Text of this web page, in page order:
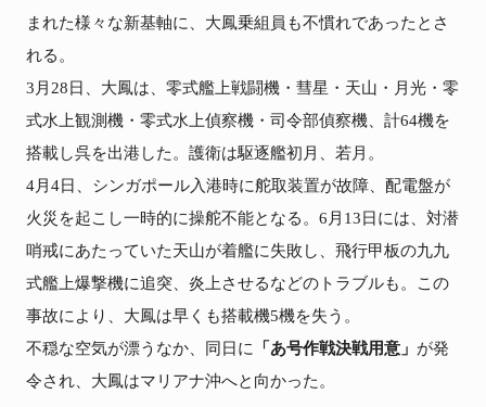
まれた様々な新基軸に、大鳳乗組員も不慣れであったとさ
れる。
3月28日、大鳳は、零式艦上戦闘機・彗星・天山・月光・零
式水上観測機・零式水上偵察機・司令部偵察機、計64機を
搭載し呉を出港した。護衛は駆逐艦初月、若月。
4月4日、シンガポール入港時に舵取装置が故障、配電盤が
火災を起こし一時的に操舵不能となる。6月13日には、対潜
哨戒にあたっていた天山が着艦に失敗し、飛行甲板の九九
式艦上爆撃機に追突、炎上させるなどのトラブルも。この
事故により、大鳳は早くも搭載機5機を失う。
不穏な空気が漂うなか、同日に
「あ号作戦決戦用意」 が発
令され、大鳳はマリアナ沖へと向かった。